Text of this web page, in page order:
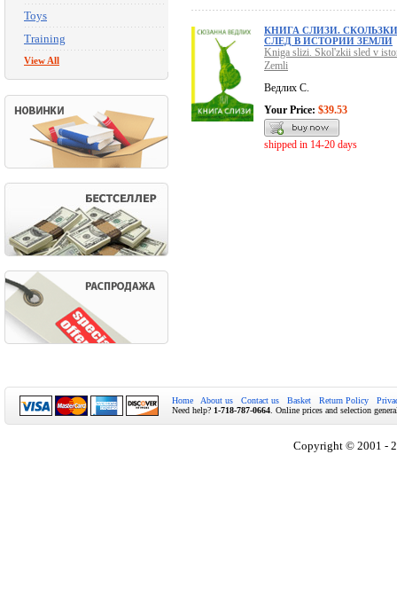
Toys
Training
View All
КНИГА СЛИЗИ.
СЛЕД В ИСТОРИИ ЗЕМЛИ
Kniga slizi. Skol'zkii sled v
Zemli
Ведлих С.
Your Price: $39.53
shipped in 14-20 days
Home About us Contact us Basket Return Policy
Need help? 1-718-787-0664 . Online prices and selection
Copyright © 2001 -